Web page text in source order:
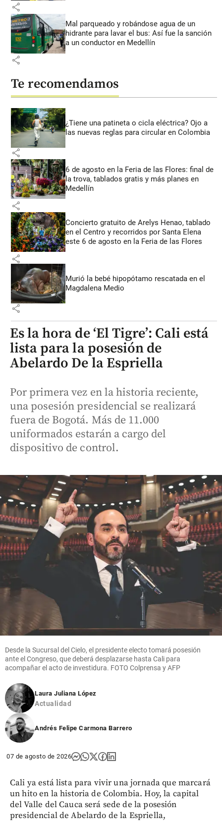
share
Mal parqueado y robándose agua de un
hidrante para lavar el bus: Así fue la sanción
a un conductor en Medellín
share
Te recomendamos
¿Tiene una patineta o cicla eléctrica? Ojo a
las nuevas reglas para circular en Colombia
share
6 de agosto en la Feria de las Flores: final de
la trova, tablados gratis y más planes en
Medellín
share
Concierto gratuito de Arelys Henao, tablado
en el Centro y recorridos por Santa Elena
este 6 de agosto en la Feria de las Flores
share
Murió la bebé hipopótamo rescatada en el
Magdalena Medio
share
Es la hora de ‘El Tigre’: Cali está
lista para la posesión de
Abelardo De la Espriella
Por primera vez en la historia reciente,
una posesión presidencial se realizará
fuera de Bogotá. Más de 11.000
uniformados estarán a cargo del
dispositivo de control.
Desde la Sucursal del Cielo, el presidente electo tomará posesión
ante el Congreso, que deberá desplazarse hasta Cali para
acompañar el acto de investidura. FOTO Colprensa y AFP
Laura Juliana López
Actualidad
Andrés Felipe Carmona Barrero
07 de agosto de 2026
Cali ya está lista para vivir una jornada que marcará
un hito en la historia de Colombia. Hoy, la capital
del Valle del Cauca será sede de la posesión
presidencial de Abelardo de la Espriella,